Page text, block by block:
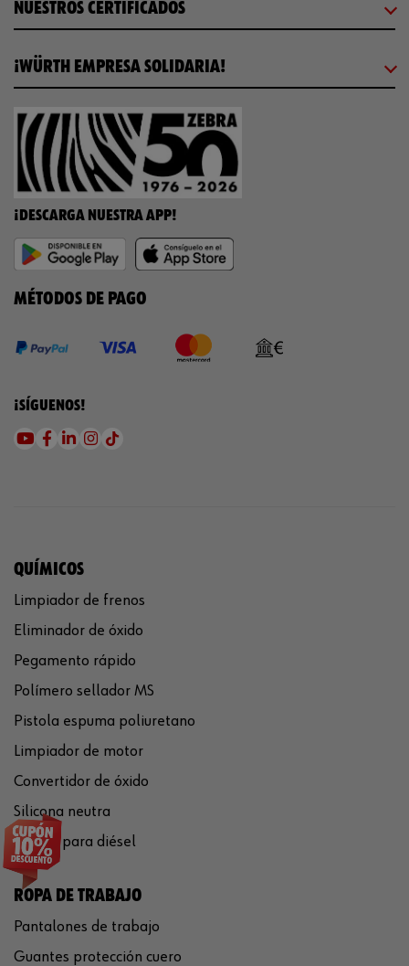
NUESTROS CERTIFICADOS
¡WÜRTH EMPRESA SOLIDARIA!
¡DESCARGA NUESTRA APP!
MÉTODOS DE PAGO
¡SÍGUENOS!
QUÍMICOS
Limpiador de frenos
Eliminador de óxido
Pegamento rápido
Polímero sellador MS
Pistola espuma poliuretano
Limpiador de motor
Convertidor de óxido
Silicona neutra
Aditivo para diésel
ROPA DE TRABAJO
Pantalones de trabajo
Guantes protección cuero